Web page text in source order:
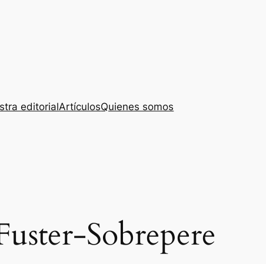
editorialArtículosQuienes somos
Sobrepere